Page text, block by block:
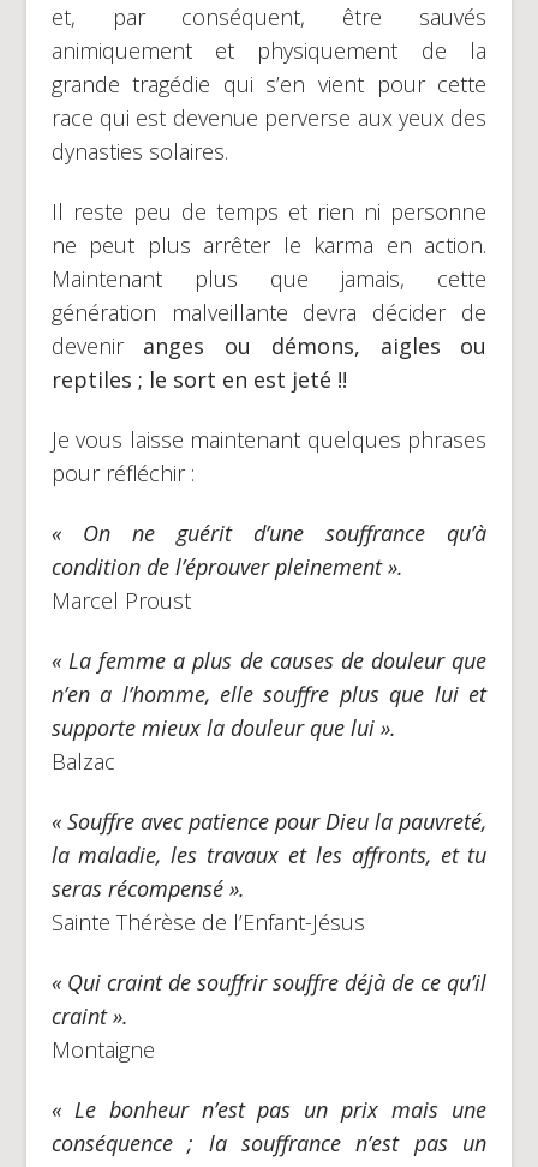
et, par conséquent, être sauvés
animiquement et physiquement de la
grande tragédie qui s’en vient pour cette
race qui est devenue perverse aux yeux des
dynasties solaires.
Il reste peu de temps et rien ni personne
ne peut plus arrêter le karma en action.
Maintenant plus que jamais, cette
génération malveillante devra décider de
devenir anges ou démons, aigles ou
reptiles ; le sort en est jeté !!
Je vous laisse maintenant quelques phrases
pour réfléchir :
« On ne guérit d’une souffrance qu’à
condition de l’éprouver pleinement ».
Marcel Proust
« La femme a plus de causes de douleur que
n’en a l’homme, elle souffre plus que lui et
supporte mieux la douleur que lui ».
Balzac
« Souffre avec patience pour Dieu la pauvreté,
la maladie, les travaux et les affronts, et tu
seras récompensé ».
Sainte Thérèse de l’Enfant-Jésus
« Qui craint de souffrir souffre déjà de ce qu’il
craint ».
Montaigne
« Le bonheur n’est pas un prix mais une
conséquence ; la souffrance n’est pas un